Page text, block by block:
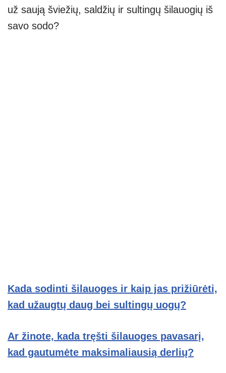
už saują šviežių, saldžių ir sultingų šilauogių iš
savo sodo?
Kada sodinti šilauoges ir kaip jas prižiūrėti,
kad užaugtų daug bei sultingų uogų?
Ar žinote, kada tręšti šilauoges pavasarį,
kad gautumėte maksimaliausią derlių?